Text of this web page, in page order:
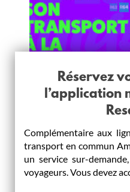
Réservez
l’application
Complémentaire aux
transport en commun
un service sur-
voyageurs. Vous devez